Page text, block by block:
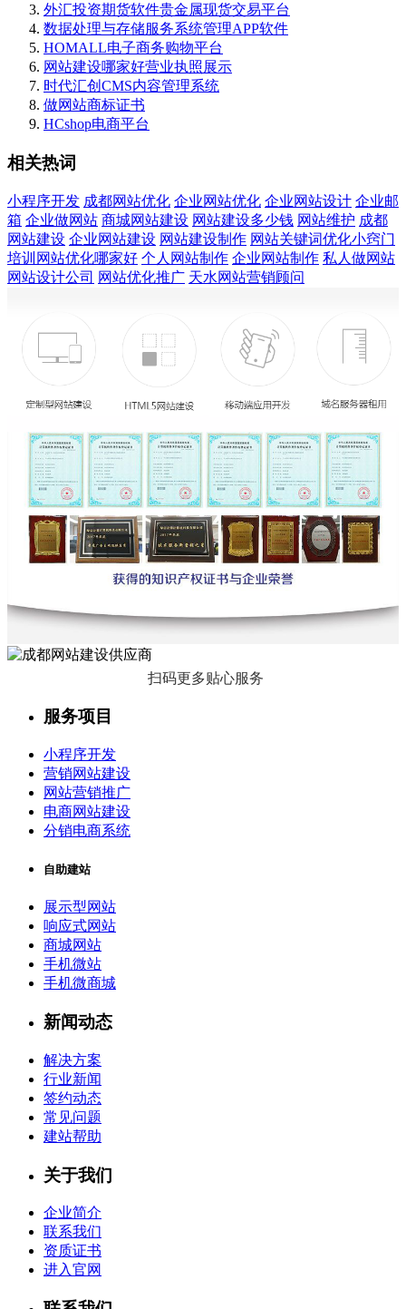
外汇投资期货软件贵金属现货交易平台
数据处理与存储服务系统管理APP软件
HOMALL电子商务购物平台
网站建设哪家好营业执照展示
时代汇创CMS内容管理系统
做网站商标证书
HCshop电商平台
相关热词
小程序开发 成都网站优化 企业网站优化 企业网站设计 企业邮
箱 企业做网站 商城网站建设 网站建设多少钱 网站维护 成都
网站建设 企业网站建设 网站建设制作 网站关键词优化小窍门
培训网站优化哪家好 个人网站制作 企业网站制作 私人做网站
网站设计公司 网站优化推广 天水网站营销顾问
扫码更多贴心服务
服务项目
小程序开发
营销网站建设
网站营销推广
电商网站建设
分销电商系统
自助建站
展示型网站
响应式网站
商城网站
手机微站
手机微商城
新闻动态
解决方案
行业新闻
签约动态
常见问题
建站帮助
关于我们
企业简介
联系我们
资质证书
进入官网